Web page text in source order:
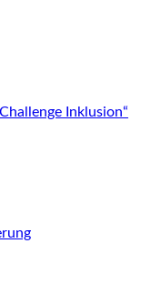
Inklusion“